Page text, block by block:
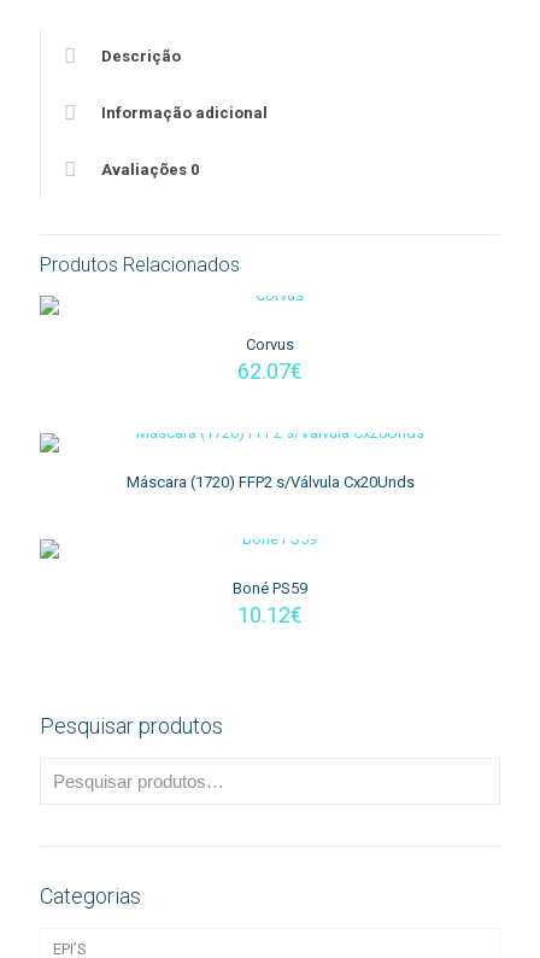
Descrição
Informação adicional
Avaliações 0
Produtos Relacionados
Corvus
62.07€
Máscara (1720) FFP2 s/Válvula Cx20Unds
Boné PS59
10.12€
Pesquisar produtos
Categorias
EPI’S